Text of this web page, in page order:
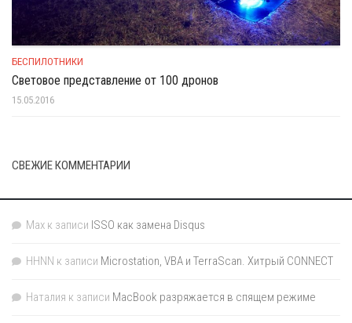
БЕСПИЛОТНИКИ
Световое представление от 100 дронов
15.05.2016
СВЕЖИЕ КОММЕНТАРИИ
Max к записи ISSO как замена Disqus
HHNN к записи Microstation, VBA и TerraScan. Хитрый CONNECT
Наталия к записи MacBook разряжается в спящем режиме